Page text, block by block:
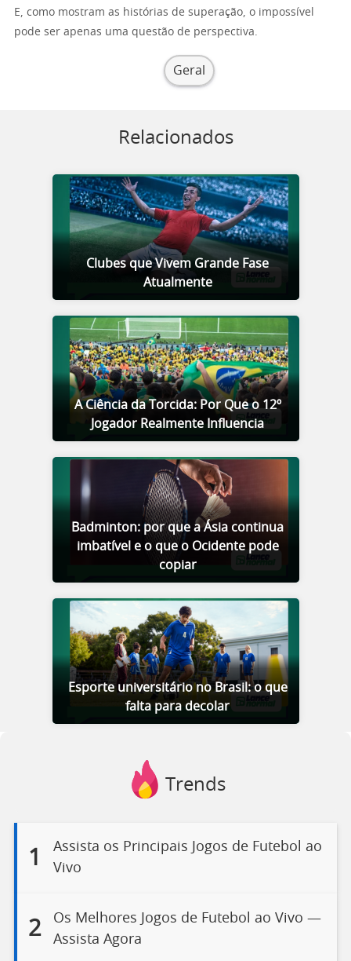
E, como mostram as histórias de superação, o impossível
pode ser apenas uma questão de perspectiva.
Geral
Relacionados
Clubes que Vivem Grande Fase
Atualmente
A Ciência da Torcida: Por Que o 12º
Jogador Realmente Influencia
Badminton: por que a Ásia continua
imbatível e o que o Ocidente pode
copiar
Esporte universitário no Brasil: o que
falta para decolar
Trends
1
Assista os Principais Jogos de Futebol ao
Vivo
2
Os Melhores Jogos de Futebol ao Vivo —
Assista Agora